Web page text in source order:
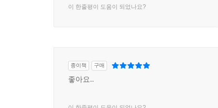
이 한줄평이 도움이 되었나요?
종이책 구매
좋아요..